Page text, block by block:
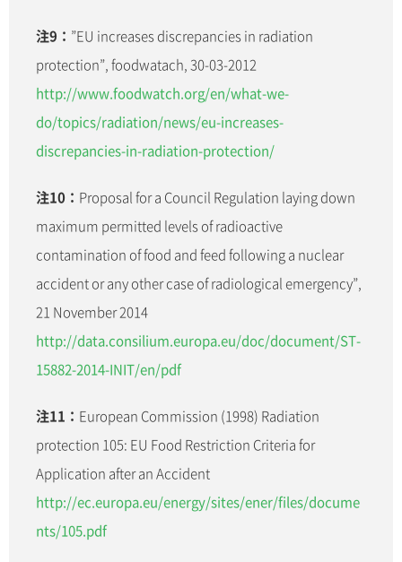
注9： ”EU increases discrepancies in radiation
protection”, foodwatach, 30-03-2012
http://www.foodwatch.org/en/what-we-
do/topics/radiation/news/eu-increases-
discrepancies-in-radiation-protection/
注10： Proposal for a Council Regulation laying down
maximum permitted levels of radioactive
contamination of food and feed following a nuclear
accident or any other case of radiological emergency”,
21 November 2014
http://data.consilium.europa.eu/doc/document/ST-
15882-2014-INIT/en/pdf
注11： European Commission (1998) Radiation
protection 105: EU Food Restriction Criteria for
Application after an Accident
http://ec.europa.eu/energy/sites/ener/files/docume
nts/105.pdf